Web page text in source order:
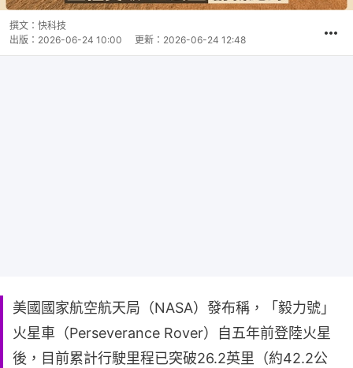
撰文： 快科技
出版： 2026-06-24 10:00 更新： 2026-06-24 12:48
美國國家航空航天局（NASA）發布稱，「毅力號」
火星車（Perseverance Rover）自五年前登陸火星
後，目前累計行駛里程已突破26.2英里（約42.2公